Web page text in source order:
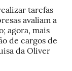
tarefas
avaliam a
agora, mais
de cargos de
da Oliver